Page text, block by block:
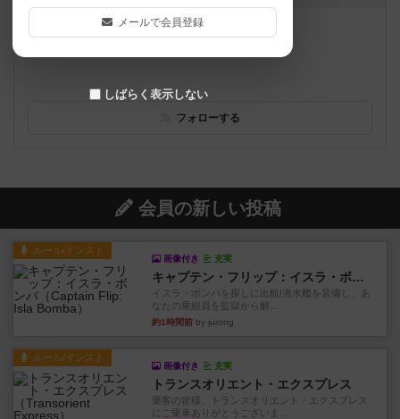
遊べるボードゲーム
1586個
フォローする
会員の新しい投稿
ルール/インスト
画像付き 充実
キャプテン・フリップ：イスラ・ボンバ
イスラ・ボンバを探しに出航!潜水艦を装備し、あ
なたの乗組員を監獄から解...
約1時間前 by jurong
ルール/インスト
画像付き 充実
トランスオリエント・エクスプレス
乗客の皆様、トランスオリエント・エクスプレス
にご乗車ありがとうございま...
メールで会員登録
しばらく表示しない